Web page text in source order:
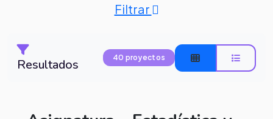
Filtrar
Resultados 40 proyectos